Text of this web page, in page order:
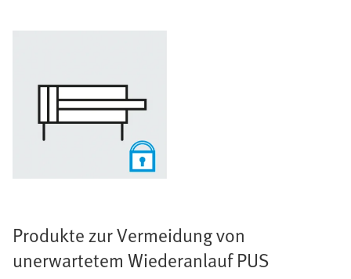
Produkte zur Vermeidung von
unerwartetem Wiederanlauf PUS